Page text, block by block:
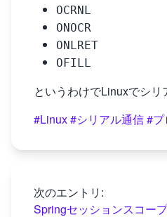
OCRNL
ONOCR
ONLRET
OFILL
というわけでLinuxでシ
#Linux#シリアル通信#
次のエントリ:
Springセッションスコー